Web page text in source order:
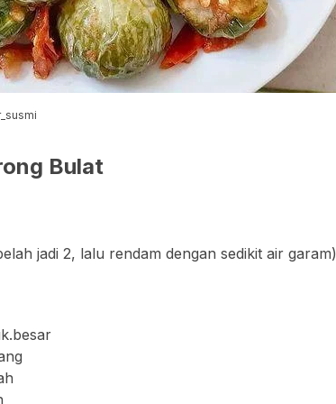
Bulat
jadi 2, lalu rendam dengan sedikit air garam)